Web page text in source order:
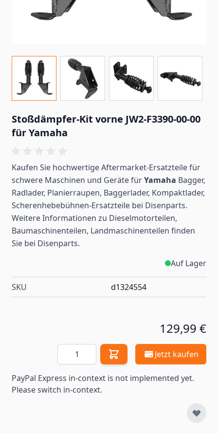
Stoßdämpfer-Kit vorne JW2-F3390-00-00
für Yamaha
Kaufen Sie hochwertige Aftermarket-Ersatzteile für
schwere Maschinen und Geräte fürYamaha Bagger,
Radlader, Planierraupen, Baggerlader, Kompaktlader,
Scherenhebebühnen-Ersatzteile bei Disenparts.
Weitere Informationen zu Dieselmotorteilen,
Baumaschinenteilen, Landmaschinenteilen finden
Sie bei Disenparts.
Auf Lager
SKU d1324554
129,99 €
Menge Jetzt kaufen
PayPal Express in-context is not implemented yet.
Please switch in-context.